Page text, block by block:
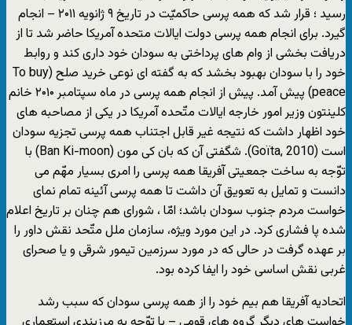
رسید ؛ قرار شد که همه پرسی حاکمیّت در تاریخ ۹ ژانویه ۲۰۱۱ – انجام
گیرد. برای انجام همه پرسی دولت ایالات متحده آمریکا حاضر شد تا از
دریافت بخشی از وام های پرداختی به سودان خود داری کند و روابط
خود را با سودان بهبود بخشد که به گفته ای نوعی خرید صلح (To buy
peace) پیش آمد. پیش از انجام همه پرسی در ماه سپتامبر ۲۰۱۰ خانم
کلینتون وزیر امور خارجه ایالات متّحده آمریکا در یکی از مصاحبه های
خود اظهار داشت که نتیجه غیر قابل اجتناب همه پرسی تجزیه سودان
است (Goïta, 2010). شگفتی آن که بان کی مون (Ban Ki-moon) با
توّجه به ساخت جمعیتی آفریقا همه پرسی را امری بسیار مهّم می
دانست و تمایل به تعویق آن داشت تا همه پرسی آئینه تمام نمای
خواست مردم جنوب سودان باشد؛ امّا ، شورای هم چنان بر تاریخ اعلام
شده پا فشاری کرد. در این مورد ویژه، سازمان ملل متّحد نقش داور را
بر عهده گرفت در حالی که در مورد سرزمین تیمور شرقی و یا صحرای
غربی نقش اساسی خود را ایفا کرده بود.
اتحادیه آفریقا هم بیم خود را از همه پرسی سودان که سبب رشد